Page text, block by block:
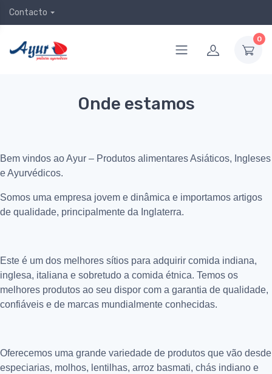
Contacto
0
Onde estamos
Bem vindos ao Ayur – Produtos alimentares Asiáticos, Ingleses
e Ayurvédicos.
Somos uma empresa jovem e dinâmica e importamos artigos
de qualidade, principalmente da Inglaterra.
Este é um dos melhores sítios para adquirir comida indiana,
inglesa, italiana e sobretudo a comida étnica. Temos os
melhores produtos ao seu dispor com a garantia de qualidade,
confiáveis e de marcas mundialmente conhecidas.
Oferecemos uma grande variedade de produtos que vão desde
especiarias, molhos, lentilhas, arroz basmati, chás indiano e